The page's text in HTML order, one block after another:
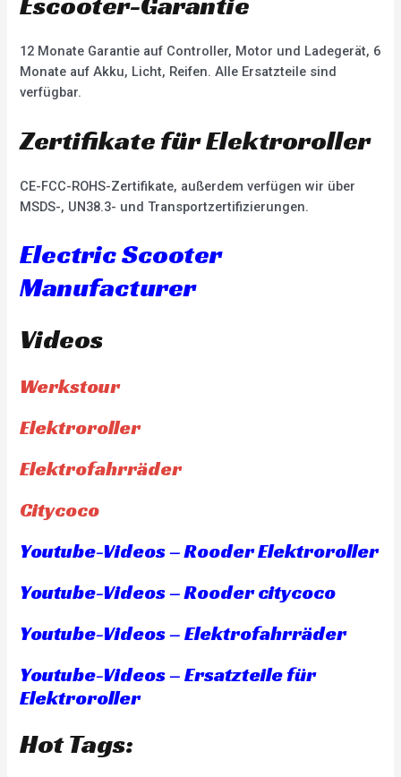
12 Monate Garantie auf Controller, Motor und Ladegerät, 6
Monate auf Akku, Licht, Reifen. Alle Ersatzteile sind
verfügbar.
Zertifikate für Elektroroller
CE-FCC-ROHS-Zertifikate, außerdem verfügen wir über
MSDS-, UN38.3- und Transportzertifizierungen.
Electric Scooter
Manufacturer
Videos
Werkstour
Elektroroller
Elektrofahrräder
Citycoco
Youtube-Videos – Rooder Elektroroller
Youtube-Videos – Rooder citycoco
Youtube-Videos – Elektrofahrräder
Youtube-Videos – Ersatzteile für
Elektroroller
Hot Tags: